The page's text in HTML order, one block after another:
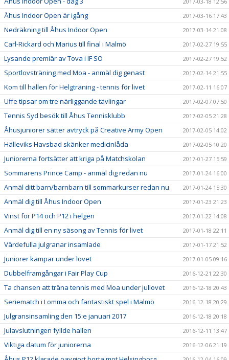
Åhus Indoor Open är igång 2017-03-16 17:43
Nedräkning till Åhus Indoor Open 2017-03-14 21:08
Carl-Rickard och Marius till final i Malmö 2017-02-27 19:55
Lysande premiär av Tova i IF SO 2017-02-27 19:52
Sportlovsträning med Moa - anmäl dig genast 2017-02-14 21:55
Kom till hallen för Helgträning - tennis för livet 2017-02-11 16:07
Uffe tipsar om tre närliggande tävlingar 2017-02-07 07:50
Tennis Syd besök till Åhus Tennisklubb 2017-02-05 21:28
Åhusjuniorer sätter avtryck på Creative Army Open 2017-02-05 14:02
Hälleviks Havsbad skänker medicinlåda 2017-02-05 10:20
Juniorerna fortsätter att kriga på Matchskolan 2017-01-27 15:59
Sommarens Prince Camp - anmäl dig redan nu 2017-01-24 16:00
Anmäl ditt barn/barnbarn till sommarkurser redan nu 2017-01-24 15:30
Anmäl dig till Åhus Indoor Open 2017-01-23 21:23
Vinst för P14 och P12 i helgen 2017-01-22 14:08
Anmäl dig till en ny säsong av Tennis för livet 2017-01-18 22:11
Värdefulla julgranar insamlade 2017-01-17 21:52
Juniorer kämpar under lovet 2017-01-05 09:16
Dubbelframgångar i Fair Play Cup 2016-12-21 22:30
Ta chansen att träna tennis med Moa under jullovet 2016-12-18 20:43
Seriematch i Lomma och fantastiskt spel i Malmö 2016-12-18 20:29
Julgransinsamling den 15:e januari 2017 2016-12-18 20:18
Julavslutningen fyllde hallen 2016-12-11 13:47
Viktiga datum för juniorerna 2016-12-06 21:19